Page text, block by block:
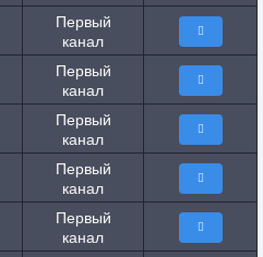
Первый
канал
Первый
канал
Первый
канал
Первый
канал
Первый
канал